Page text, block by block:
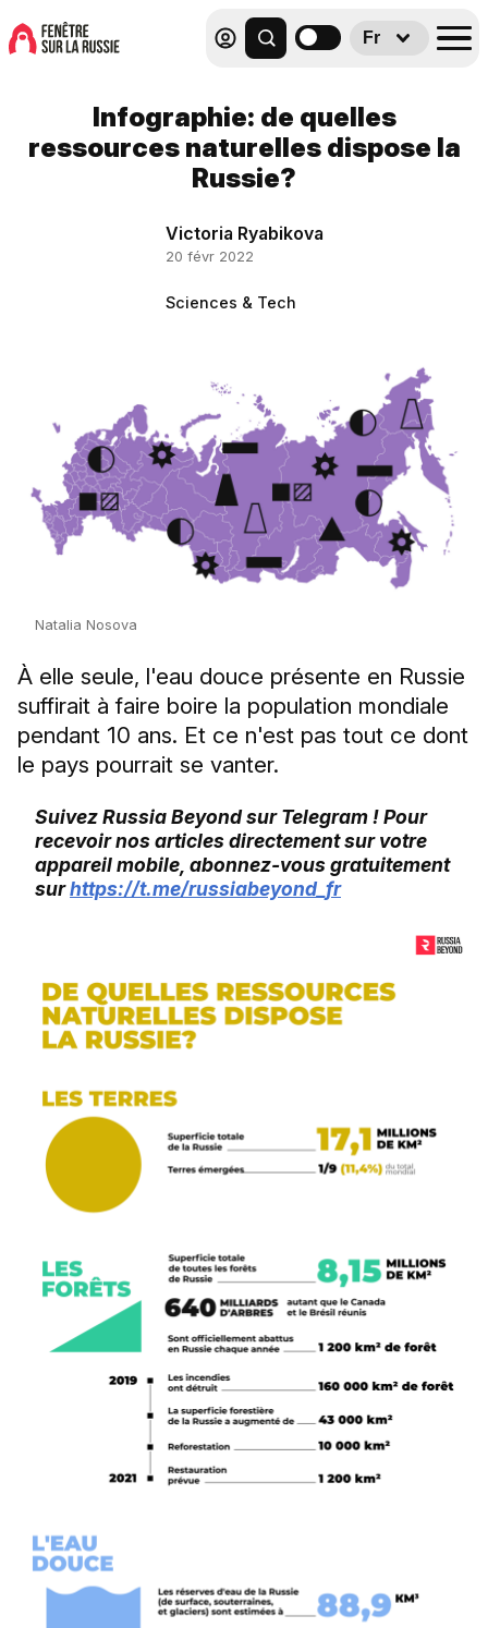
Fr
Infographie: de quelles
ressources naturelles dispose la
Russie?
Victoria Ryabikova
20 févr 2022
Sciences & Tech
Natalia Nosova
À elle seule, l'eau douce présente en Russie
suffirait à faire boire la population mondiale
pendant 10 ans. Et ce n'est pas tout ce dont
le pays pourrait se vanter.
Suivez Russia Beyond sur Telegram ! Pour
recevoir nos articles directement sur votre
appareil mobile, abonnez-vous gratuitement
surhttps://t.me/russiabeyond_fr